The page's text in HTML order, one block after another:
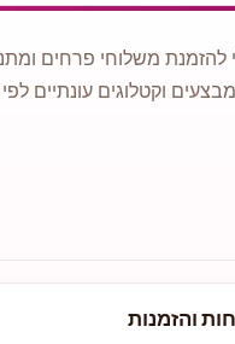
להזמנת משלוחי פרחים
וקטלוגים עונתיים
והזמנות